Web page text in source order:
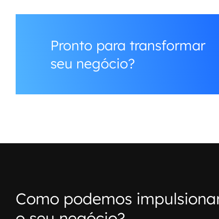
Pronto para transformar
seu negócio?
Como podemos